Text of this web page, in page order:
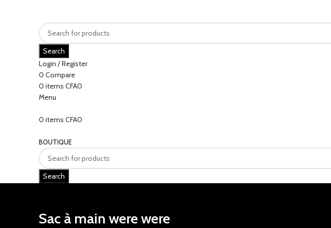
Search
Login / Register
0 Compare
0 items CFA0
Menu
0 items CFA0
BOUTIQUE
Search
Sac à main were were